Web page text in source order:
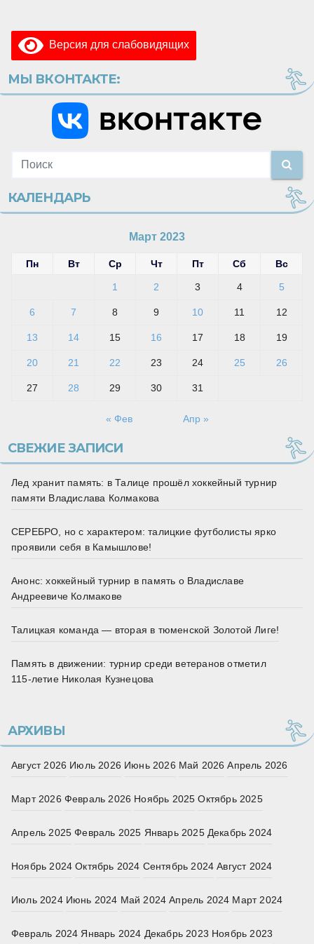
Версия для слабовидящих
МЫ ВКОНТАКТЕ:
КАЛЕНДАРЬ
Март 2023
Пн Вт Ср Чт Пт Сб Вс
1 2 3 4 5
6 7 8 9 10 11 12
13 14 15 16 17 18 19
20 21 22 23 24 25 26
27 28 29 30 31
« Фев Апр »
СВЕЖИЕ ЗАПИСИ
Лед хранит память: в Талице прошёл хоккейный турнир
памяти Владислава Колмакова
СЕРЕБРО, но с характером: талицкие футболисты ярко
проявили себя в Камышлове!
Анонс: хоккейный турнир в память о Владиславе
Андреевиче Колмакове
Талицкая команда — вторая в тюменской Золотой Лиге!
Память в движении: турнир среди ветеранов отметил
115‑летие Николая Кузнецова
АРХИВЫ
Август 2026 Июль 2026 Июнь 2026 Май 2026 Апрель 2026
Март 2026 Февраль 2026 Ноябрь 2025 Октябрь 2025
Апрель 2025 Февраль 2025 Январь 2025 Декабрь 2024
Ноябрь 2024 Октябрь 2024 Сентябрь 2024 Август 2024
Июль 2024 Июнь 2024 Май 2024 Апрель 2024 Март 2024
Февраль 2024 Январь 2024 Декабрь 2023 Ноябрь 2023